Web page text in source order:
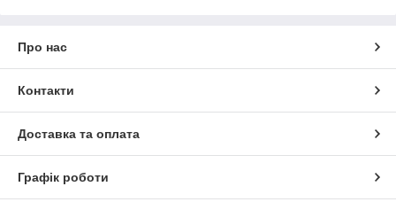
Про нас
Контакти
Доставка та оплата
Графік роботи